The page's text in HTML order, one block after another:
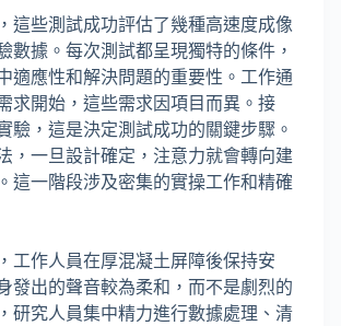
這些測試成功評估了幾種高速度成像
數據。每次測試都呈現獨特的條件，
適應性和解決問題的重要性。工作通
求開始，這些需求因項目而異。接
驗，這是決定測試成功的關鍵步驟。
，一旦設計確定，注意力就會轉向建
這一階段涉及密集的實操工作和精確
工作人員在厚混凝土屏障後保持安
發出的聲音較為柔和，而不是劇烈的
研究人員集中精力進行數據處理、清